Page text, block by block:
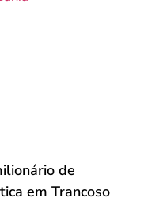
de
em Trancoso